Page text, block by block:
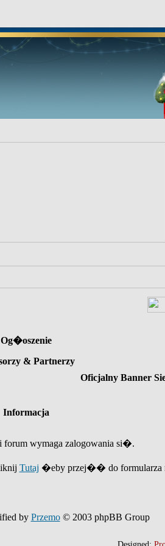
Og�oszenie
& Partnerzy
Oficjalny Banner
Informacja
wymaga zalogowania si�.
Tutaj �eby przej�� do formularza
by Przemo© 2003 phpBB Group